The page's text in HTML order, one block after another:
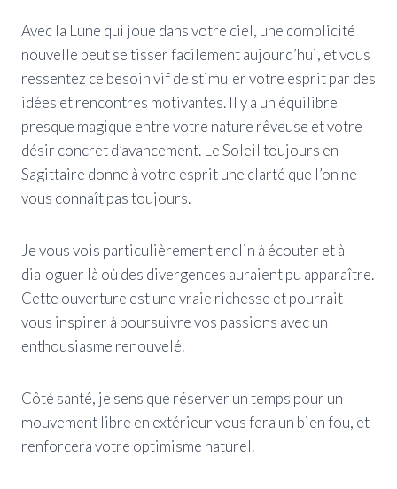
Avec la Lune qui joue dans votre ciel, une complicité
nouvelle peut se tisser facilement aujourd’hui, et vous
ressentez ce besoin vif de stimuler votre esprit par des
idées et rencontres motivantes. Il y a un équilibre
presque magique entre votre nature rêveuse et votre
désir concret d’avancement. Le Soleil toujours en
Sagittaire donne à votre esprit une clarté que l’on ne
vous connaît pas toujours.
Je vous vois particulièrement enclin à écouter et à
dialoguer là où des divergences auraient pu apparaître.
Cette ouverture est une vraie richesse et pourrait
vous inspirer à poursuivre vos passions avec un
enthousiasme renouvelé.
Côté santé, je sens que réserver un temps pour un
mouvement libre en extérieur vous fera un bien fou, et
renforcera votre optimisme naturel.